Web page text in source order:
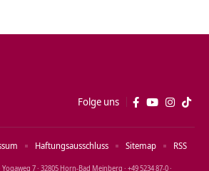
Folge uns
7 · 32805 Horn‑Bad Meinberg · +49 5234 87‑0 ·
Haftungsausschluss Sitemap RSS